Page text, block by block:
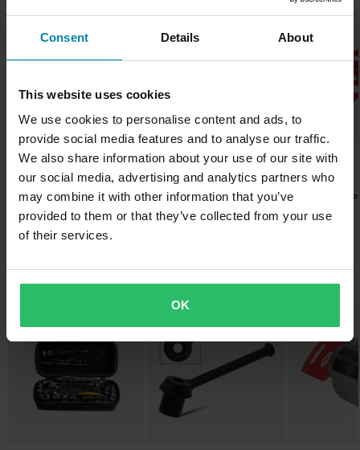
Consent Details About
This website uses cookies
We use cookies to personalise content and ads, to
provide social media features and to analyse our traffic.
We also share information about your use of our site with
our social media, advertising and analytics partners who
may combine it with other information that you’ve
provided to them or that they’ve collected from your use
of their services.
OK
paremman hinnan kilpailijalta, vastaamme siihen hintaan.
Hintatakuumme on voimassa 14 päivän kuluessa ostoksestasi.
Yli 150€ tilaukset ovat maksuttomia. *Tämä ei sisällä ylisuuria
tuotteita
60 päivän palautusoikeus*
Sinulla on oikeus palauttaa tilauksesi 60 päivän sisällä.
Palautuksesta peritään mahdolliset kulut. *Palautusoikeus ei
koske henkilökohtaisesti räätälöityjä tai tilauksesta valmistettuja
tuotteita. Katso lisätietoja ja ehdot
Lähetä
oikein ja vaivattomasti. Valikoimaan kuuluu muun muassa
työkalusarjoja, työkalulaatikoita, pyörätelineitä ja
34,99 € -35%
54,00 €
17 Arvostelut
Kannettava Työkalusarja
Proworks
Huippuhinta!
59,99 € -50%
119,99 €
117 Arvostelut
Momenttiavainsetti
11,99 €
Kierremitta JMP
Suosikit kategoriassa Käsityökalut